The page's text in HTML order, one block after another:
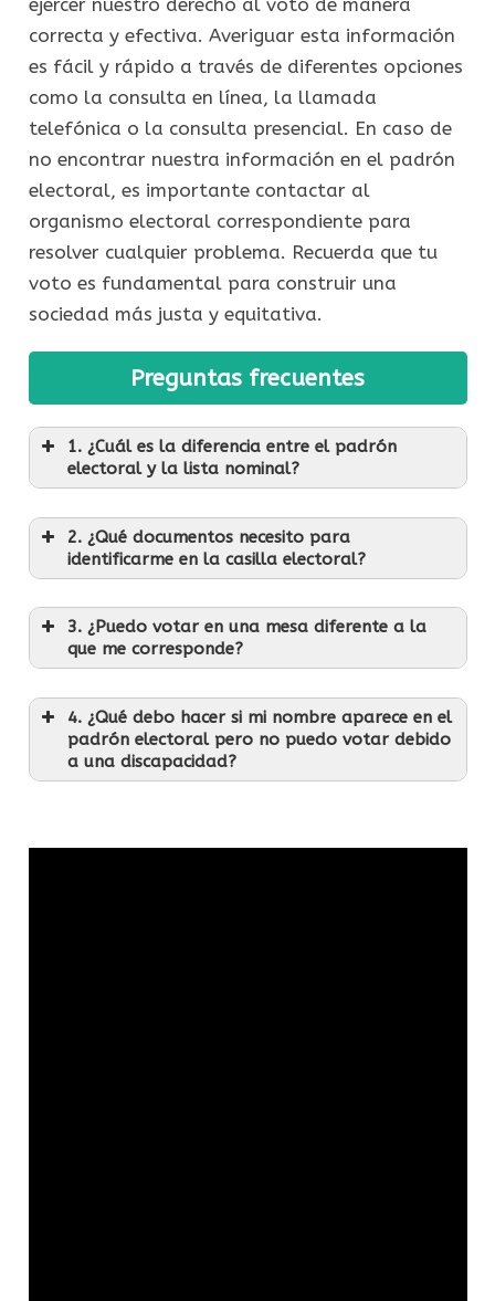
correcta y efectiva. Averiguar esta información
es fácil y rápido a través de diferentes opciones
como la consulta en línea, la llamada
telefónica o la consulta presencial. En caso de
no encontrar nuestra información en el padrón
electoral, es importante contactar al
organismo electoral correspondiente para
resolver cualquier problema. Recuerda que tu
voto es fundamental para construir una
sociedad más justa y equitativa.
Preguntas frecuentes
1. ¿Cuál es la diferencia entre el padrón
electoral y la lista nominal?
2. ¿Qué documentos necesito para
identificarme en la casilla electoral?
3. ¿Puedo votar en una mesa diferente a la
que me corresponde?
4. ¿Qué debo hacer si mi nombre aparece en el
padrón electoral pero no puedo votar debido
a una discapacidad?